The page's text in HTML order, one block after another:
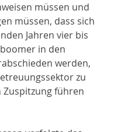
müssen und
müssen, dass sich
Jahren vier bis
in den
werden,
zu
führen